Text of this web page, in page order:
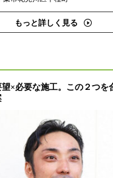
もっと詳しく見る
×必要な施工。この２つを